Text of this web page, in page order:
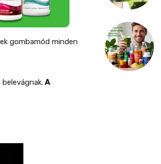
gombamód minden
A